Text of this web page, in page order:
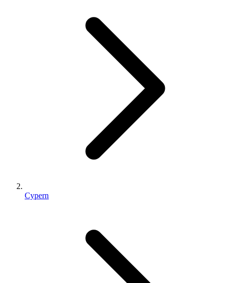
Cypern